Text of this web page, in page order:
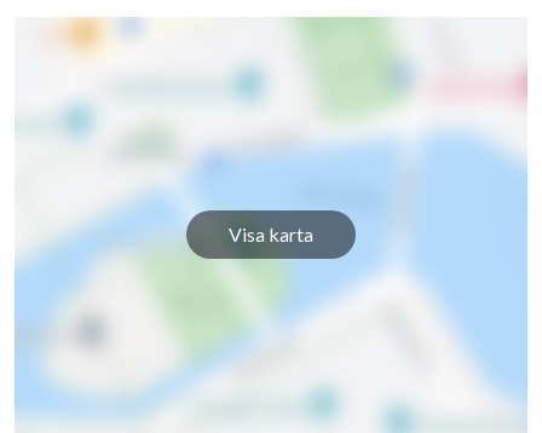
Visa karta